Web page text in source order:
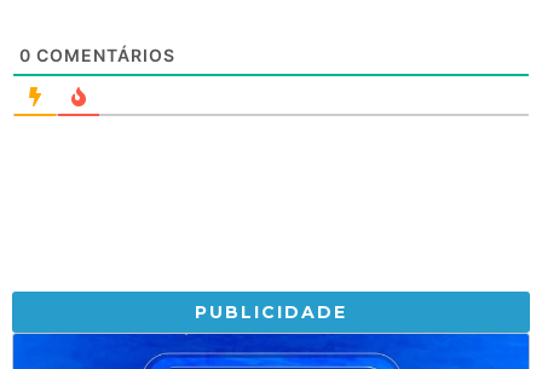
0 COMENTÁRIOS
PUBLICIDADE